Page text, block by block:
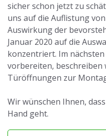
sicher schon jetzt zu
uns auf die Auflistung
Auswirkung der
Januar 2020 auf die
konzentriert. Im
vorbereiten, beschreiben
Türöffnungen zur
Wir wünschen Ihnen,
Hand geht.